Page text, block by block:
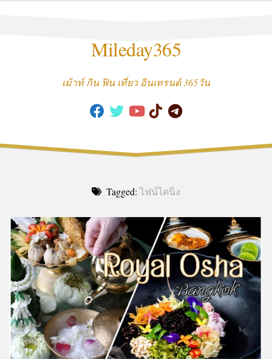
Mileday365
เม้าท์ กิน ฟิน เที่ยว อินเทรนด์ 365วัน
Tagged:ไฟน์ไดนิ่ง